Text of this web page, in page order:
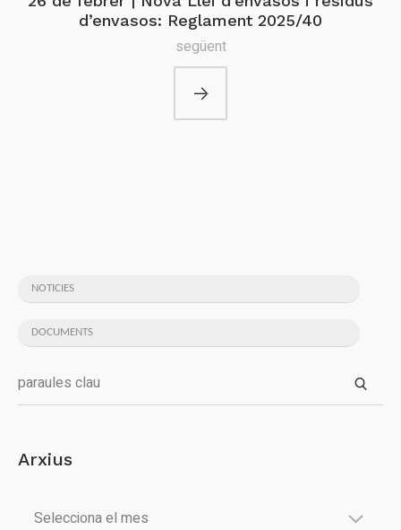
d’envasos: Reglament 2025/40
següent
NOTICIES
DOCUMENTS
Arxius